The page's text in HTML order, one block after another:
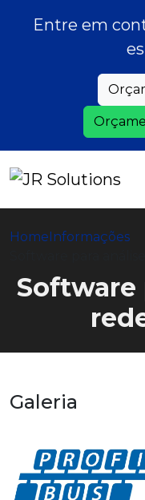
Entre em
HomeInformações
Software
Galeria